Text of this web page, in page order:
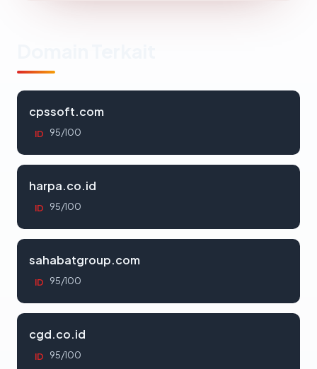
cpssoft.com
ID 95/100
harpa.co.id
ID 95/100
sahabatgroup.com
ID 95/100
cgd.co.id
ID 95/100